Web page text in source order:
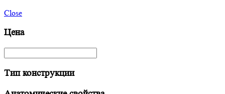
Close
Цена
Тип конструкции